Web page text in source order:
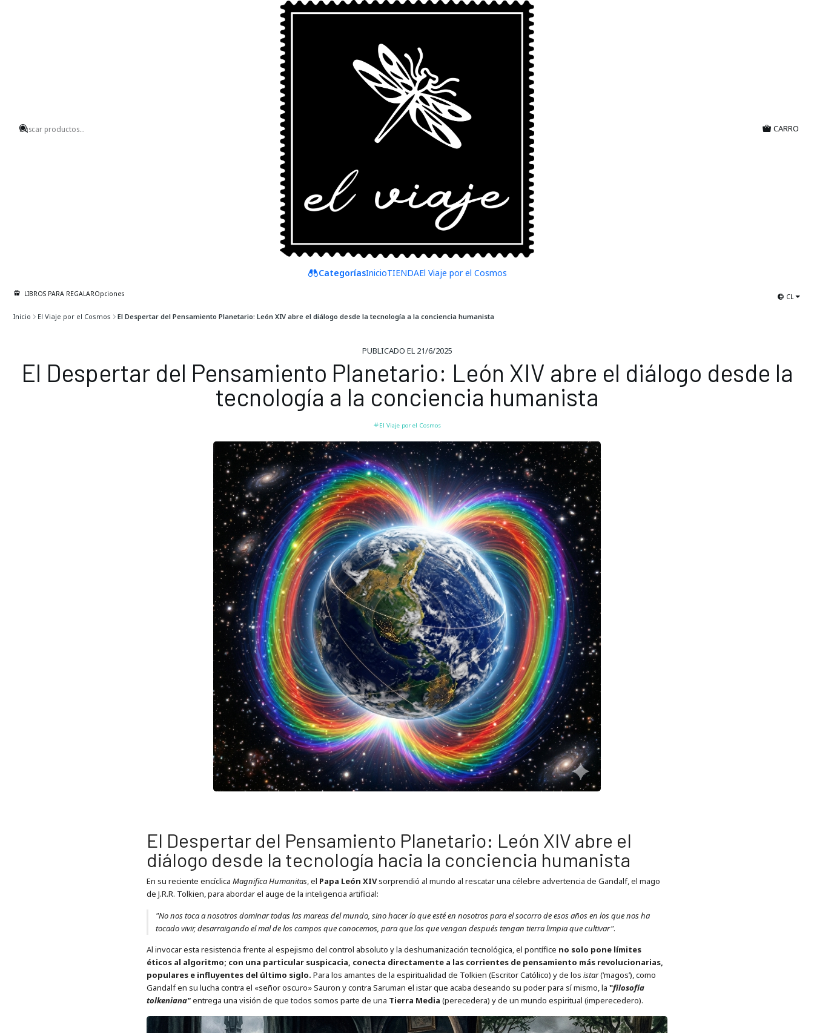
CARRO
CategoríasInicioTIENDAEl Viaje por el Cosmos
LIBROS PARA REGALAROpciones CL
Inicio El Viaje por el Cosmos El Despertar del Pensamiento Planetario: León XIV abre el diálogo desde la tecnología a la conciencia humanista
PUBLICADO EL 21/6/2025
El Despertar del Pensamiento Planetario: León XIV abre el diálogo desde la
tecnología a la conciencia humanista
El Viaje por el Cosmos
El Despertar del Pensamiento Planetario: León XIV abre el
diálogo desde la tecnología hacia la conciencia humanista
En su reciente encíclica Magnifica Humanitas, el Papa León XIVsorprendió al mundo al rescatar una célebre advertencia de Gandalf, el mago
de J.R.R. Tolkien, para abordar el auge de la inteligencia artificial:
"No nos toca a nosotros dominar todas las mareas del mundo, sino hacer lo que esté en nosotros para el socorro de esos años en los que nos ha
tocado vivir, desarraigando el mal de los campos que conocemos, para que los que vengan después tengan tierra limpia que cultivar".
Al invocar esta resistencia frente al espejismo del control absoluto y la deshumanización tecnológica, el pontífice no solo pone límites
éticos al algoritmo; con una particular suspicacia, conecta directamente a las corrientes de pensamiento más revolucionarias,
populares e influyentes del último siglo. Para los amantes de la espiritualidad de Tolkien (Escritor Católico) y de los istar(‘magos’), como
Gandalf en su lucha contra el «señor oscuro» Sauron y contra Saruman el istar que acaba deseando su poder para sí mismo, la "filosofía
tolkeniana"entrega una visión de que todos somos parte de una Tierra Media (perecedera) y de un mundo espiritual (imperecedero).